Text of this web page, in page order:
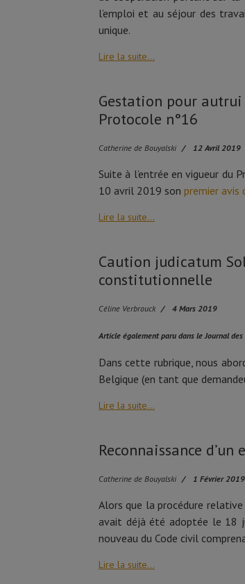
l’emploi et au séjour des
unique.
Lire la suite...
Gestation pour
Protocole n°16
Catherine de Bouyalski 12 Avril 2019
Suite à l’entrée en vigueur du
10 avril 2019 son premier
Lire la suite...
Caution judicatum
constitutionnelle
Céline Verbrouck 4 Mars 2019
Article également paru dans le Journal
Dans cette rubrique, nous
Belgique (en tant que
Lire la suite...
Reconnaissance
Catherine de Bouyalski 1 Février 2019
Alors que la procédure
avait déjà été adoptée le 18
nouveau du Code civil
Lire la suite...